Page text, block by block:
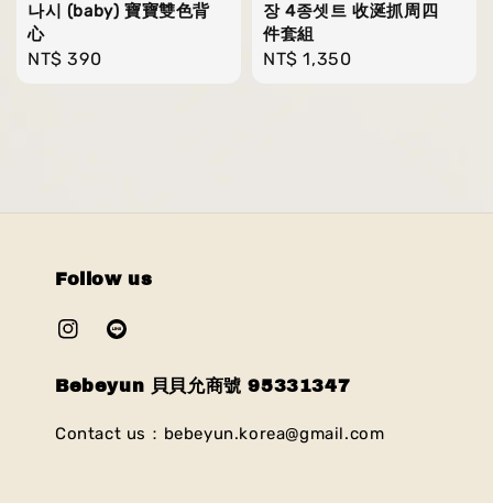
나시 (baby) 寶寶雙色背
心
Regular
NT$ 390
장 4종셋트 收涎抓周四
件套組
Regular
NT$ 1,350
Follow us
Bebeyun 貝貝允商號 95331347
Contact us：bebeyun.korea@gmail.com